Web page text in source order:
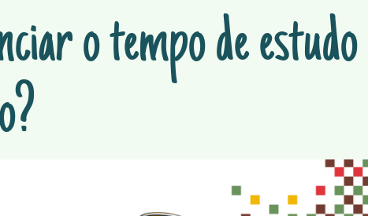
o tempo de estudo